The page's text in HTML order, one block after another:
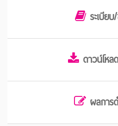
ระเบีย
ดาวน์โห
ผลการ